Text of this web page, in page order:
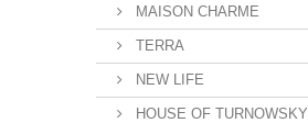
MAISON CHARME
TERRA
NEW LIFE
HOUSE OF TURNOWSKY